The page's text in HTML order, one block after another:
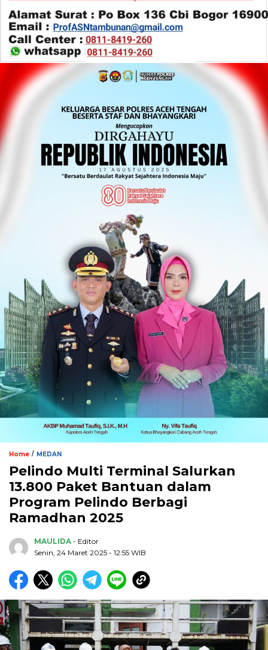
Home / MEDAN
Pelindo Multi Terminal Salurkan
13.800 Paket Bantuan dalam
Program Pelindo Berbagi
Ramadhan 2025
MAULIDA - Editor
Senin, 24 Maret 2025 - 12:55 WIB